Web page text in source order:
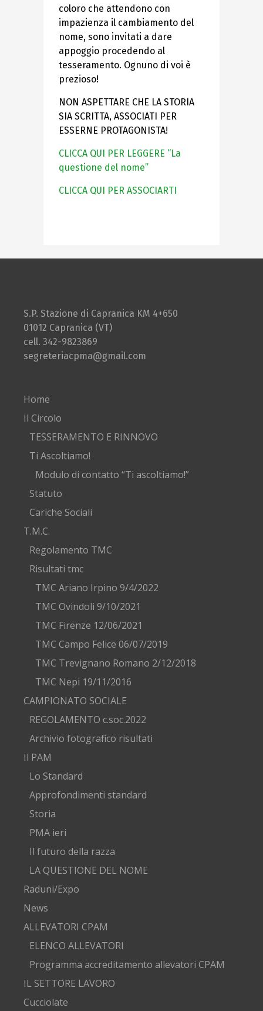
coloro che attendono con
impazienza il cambiamento del
nome, sono invitati a dare
appoggio procedendo al
tesseramento. Ognuno di voi è
prezioso!
NON ASPETTARE CHE LA STORIA
SIA SCRITTA, ASSOCIATI PER
ESSERNE PROTAGONISTA!
CLICCA QUI PER LEGGERE “La
questione del nome”
CLICCA QUI PER ASSOCIARTI
S.P. Stazione di Capranica KM 4+650
01012 Capranica (VT)
cell. 342-9823869
segreteriacpma@gmail.com
Home
Il Circolo
TESSERAMENTO E RINNOVO
Ti Ascoltiamo!
Modulo di contatto “Ti ascoltiamo!”
Statuto
Cariche Sociali
T.M.C.
Regolamento TMC
Risultati tmc
TMC Ariano Irpino 9/4/2022
TMC Ovindoli 9/10/2021
TMC Firenze 12/06/2021
TMC Campo Felice 06/07/2019
TMC Trevignano Romano 2/12/2018
TMC Nepi 19/11/2016
CAMPIONATO SOCIALE
REGOLAMENTO c.soc.2022
Archivio fotografico risultati
Il PAM
Lo Standard
Approfondimenti standard
Storia
PMA ieri
Il futuro della razza
LA QUESTIONE DEL NOME
Raduni/Expo
News
ALLEVATORI CPAM
ELENCO ALLEVATORI
Programma accreditamento allevatori CPAM
IL SETTORE LAVORO
Cucciolate